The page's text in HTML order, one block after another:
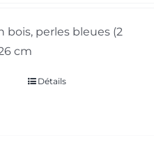
bois, perles bleues (2
cm
Détails